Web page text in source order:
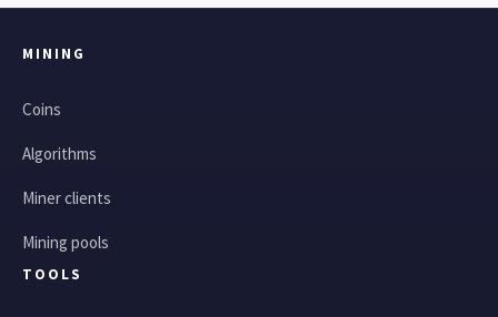
MINING
Coins
Algorithms
Miner clients
Mining pools
TOOLS